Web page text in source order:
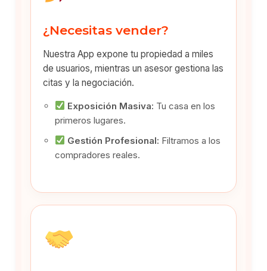
¿Necesitas vender?
Nuestra App expone tu propiedad a miles
de usuarios, mientras un asesor gestiona las
citas y la negociación.
Exposición Masiva: Tu casa en los
primeros lugares.
Gestión Profesional: Filtramos a los
compradores reales.